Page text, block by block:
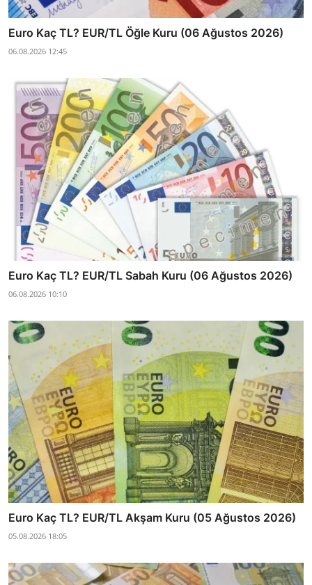
Euro Kaç TL? EUR/TL Öğle Kuru (06 Ağustos 2026)
06.08.2026 12:45
Euro Kaç TL? EUR/TL Sabah Kuru (06 Ağustos 2026)
06.08.2026 10:10
Euro Kaç TL? EUR/TL Akşam Kuru (05 Ağustos 2026)
05.08.2026 18:05